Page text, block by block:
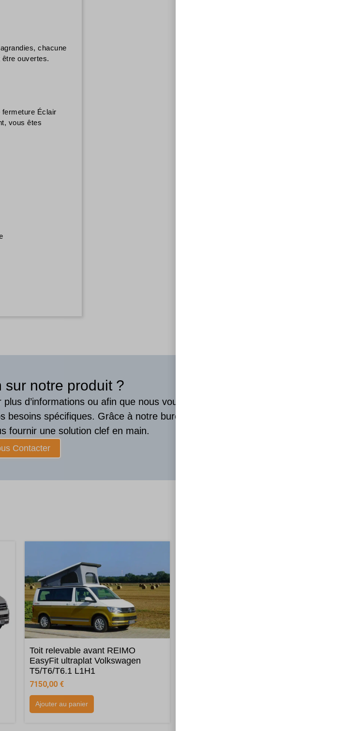
chacune
ouvertes.
Éclair
vous êtes
sur notre produit ?
d’informations ou afin que nous vous
besoins spécifiques. Grâce à notre bureau
fournir une solution clef en main.
Contacter
Toit relevable avant REIMO
EasyFit ultraplat Volkswagen
T5/T6/T6.1 L1H1
7150,00 €
Ajouter au panier